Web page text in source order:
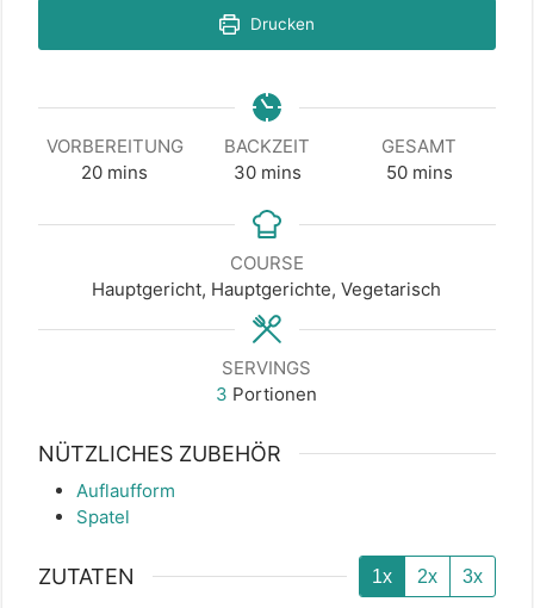
Drucken
VORBEREITUNG
20minutes
mins
BACKZEIT
30minutes
mins
GESAMT
50minutes
mins
COURSE
Hauptgericht, Hauptgerichte, Vegetarisch
SERVINGS
3 Portionen
NÜTZLICHES ZUBEHÖR
Auflaufform
Spatel
ZUTATEN 1x 2x 3x